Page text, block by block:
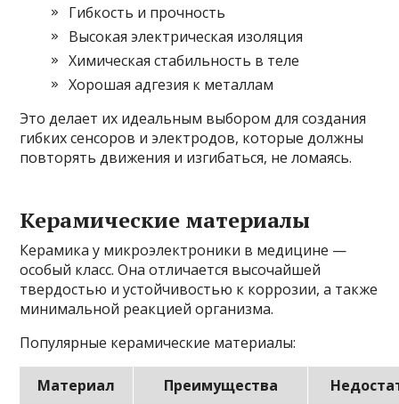
Гибкость и прочность
Высокая электрическая изоляция
Химическая стабильность в теле
Хорошая адгезия к металлам
Это делает их идеальным выбором для создания
гибких сенсоров и электродов, которые должны
повторять движения и изгибаться, не ломаясь.
Керамические материалы
Керамика у микроэлектроники в медицине —
особый класс. Она отличается высочайшей
твердостью и устойчивостью к коррозии, а также
минимальной реакцией организма.
Популярные керамические материалы:
Материал Преимущества